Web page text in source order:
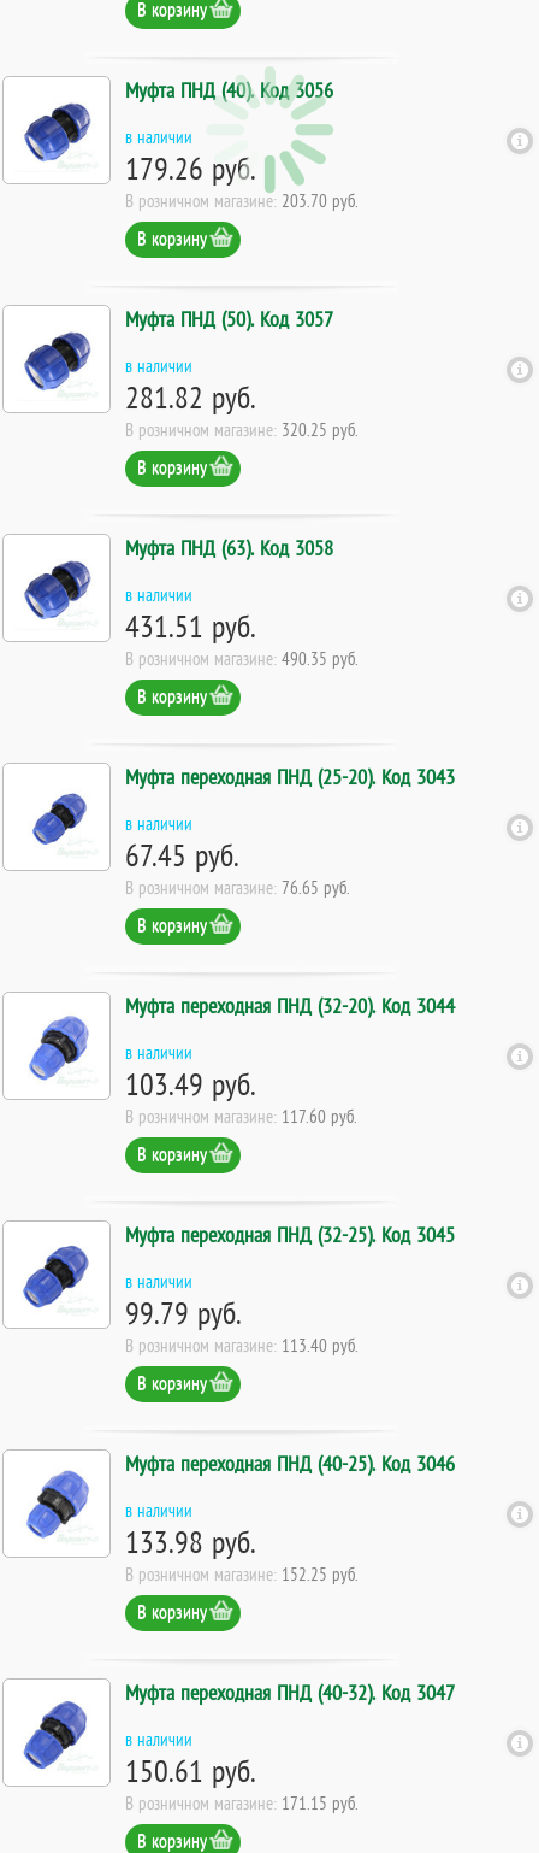
В корзину
Муфта ПНД (40). Код 3056
в наличии
179.26 руб.
В розничном магазине: 203.70 руб.
В корзину
Муфта ПНД (50). Код 3057
в наличии
281.82 руб.
В розничном магазине: 320.25 руб.
В корзину
Муфта ПНД (63). Код 3058
в наличии
431.51 руб.
В розничном магазине: 490.35 руб.
В корзину
Муфта переходная ПНД (25-20). Код 3043
в наличии
67.45 руб.
В розничном магазине: 76.65 руб.
В корзину
Муфта переходная ПНД (32-20). Код 3044
в наличии
103.49 руб.
В розничном магазине: 117.60 руб.
В корзину
Муфта переходная ПНД (32-25). Код 3045
в наличии
99.79 руб.
В розничном магазине: 113.40 руб.
В корзину
Муфта переходная ПНД (40-25). Код 3046
в наличии
133.98 руб.
В розничном магазине: 152.25 руб.
В корзину
Муфта переходная ПНД (40-32). Код 3047
в наличии
150.61 руб.
В розничном магазине: 171.15 руб.
В корзину